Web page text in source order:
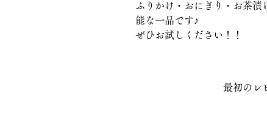
ふりかけ・おにぎり・お茶漬
能な一品です♪
ぜひお試しください！！
最初のレ